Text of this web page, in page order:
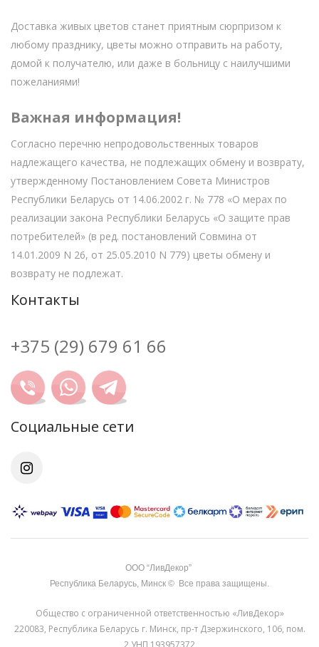
Доставка живых цветов станет приятным сюрпризом к
любому празднику, цветы можно отправить на работу,
домой к получателю, или даже в больницу с наилучшими
пожеланиями!
Важная информация!
Согласно перечню непродовольственных товаров
надлежащего качества, не подлежащих обмену и возврату,
утвержденному Постановлением Совета Министров
Республики Беларусь от 14.06.2002 г. № 778 «О мерах по
реализации закона Республики Беларусь «О защите прав
потребителей» (в ред. постановлений Совмина от
14.01.2009 N 26, от 25.05.2010 N 779) цветы обмену и
возврату не подлежат.
Контакты
+375 (29) 679 61 66
Cоциальные сети
OOO “ЛивДекор”
Республика Беларусь, Минск © Все права защищены.
Общество с ограниченной ответственностью «ЛивДекор»
220083, Республика Беларусь г. Минск, пр-т Дзержинского, 106, пом.